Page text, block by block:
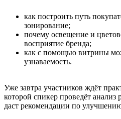
как построить путь
зонирование;
почему освещение и
восприятие бренда;
как с помощью витрины
узнаваемость.
Уже завтра участников ждёт
которой спикер проведёт анализ
даст рекомендации по